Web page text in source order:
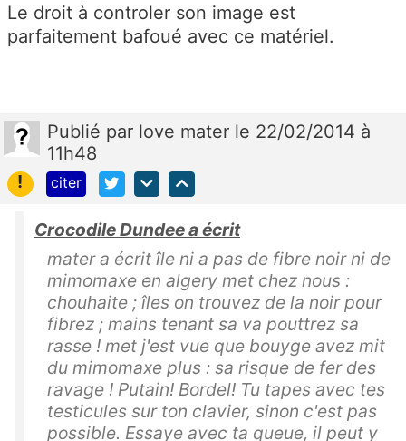
Le droit à controler son image est
parfaitement bafoué avec ce matériel.
Publié par love mater le 22/02/2014 à
11h48
!
citer
Crocodile Dundee a écrit
mater a écrit île ni a pas de fibre noir ni de
mimomaxe en algery met chez nous :
chouhaite ; îles on trouvez de la noir pour
fibrez ; mains tenant sa va pouttrez sa
rasse ! met j'est vue que bouyge avez mit
du mimomaxe plus : sa risque de fer des
ravage ! Putain! Bordel! Tu tapes avec tes
testicules sur ton clavier, sinon c'est pas
possible. Essaye avec ta queue, il peut y